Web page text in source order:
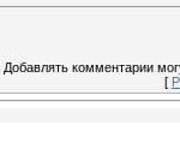
Добавлять комментарии
[